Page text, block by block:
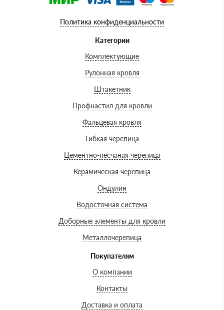
Политика конфиденциальности
Категории
Комплектующие
Рулонная кровля
Штакетник
Профнастил для кровли
Фальцевая кровля
Гибкая черепица
Цементно-песчаная черепица
Керамическая черепица
Ондулин
Водосточная система
Доборные элементы для кровли
Металлочерепица
Покупателям
О компании
Контакты
Доставка и оплата